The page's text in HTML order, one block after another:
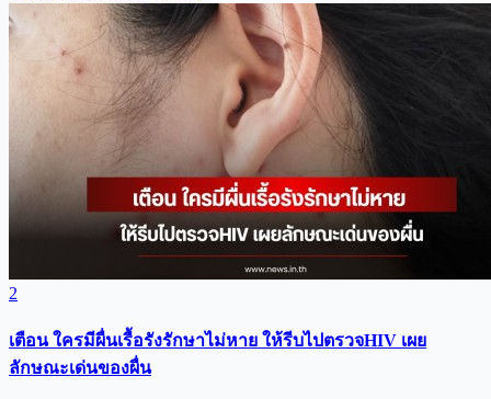
2
เตือน ใครมีผื่นเรื้อรังรักษาไม่หาย ให้รีบไปตรวจHIV เผย
ลักษณะเด่นของผื่น